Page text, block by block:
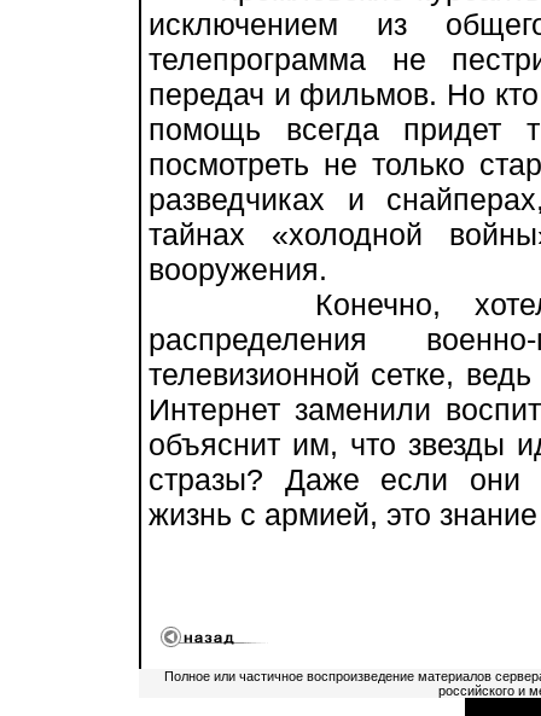
исключением из
телепрограмма не
передач и фильмов. Но
помощь всегда придет
посмотреть не только
разведчиках и
тайнах «холодной
вооружения.
Конечно,
распределения
телевизионной сетке,
Интернет заменили
объяснит им, что звезды
стразы? Даже если они
жизнь с армией, это
Полное или частичное воспроизведение материалов
российского и